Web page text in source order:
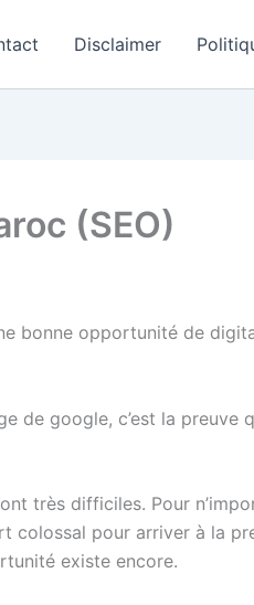
Disclaimer
(SEO)
bonne opportunité de
de google, c’est la preuve
très difficiles. Pour
colossal pour arriver à la
existe encore.